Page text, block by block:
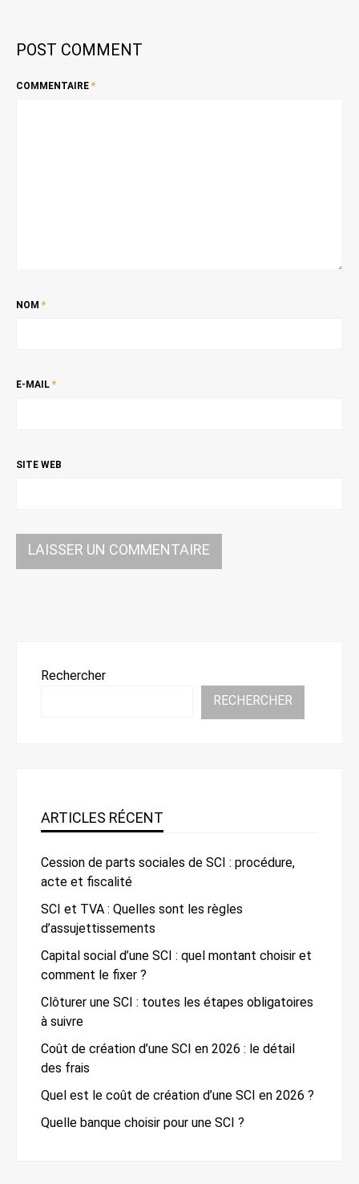
POST COMMENT
COMMENTAIRE *
NOM *
E-MAIL *
SITE WEB
Rechercher
RECHERCHER
ARTICLES RÉCENT
Cession de parts sociales de SCI : procédure,
acte et fiscalité
SCI et TVA : Quelles sont les règles
d’assujettissements
Capital social d’une SCI : quel montant choisir et
comment le fixer ?
Clôturer une SCI : toutes les étapes obligatoires
à suivre
Coût de création d’une SCI en 2026 : le détail
des frais
Quel est le coût de création d’une SCI en 2026 ?
Quelle banque choisir pour une SCI ?